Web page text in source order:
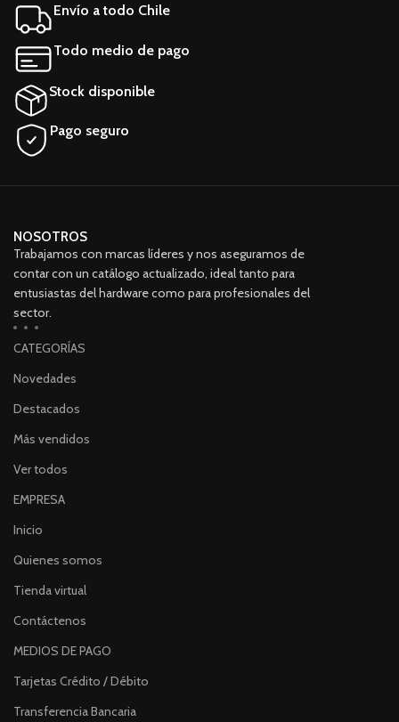
Almacenamiento: 256GB SSD
Envío a todo Chile
Todo medio de pago
Stock disponible
Pago seguro
NOSOTROS
Trabajamos con marcas líderes y nos aseguramos de
contar con un catálogo actualizado, ideal tanto para
entusiastas del hardware como para profesionales del
sector.
CATEGORÍAS
Novedades
Destacados
Más vendidos
Ver todos
EMPRESA
Inicio
Quienes somos
Tienda virtual
Contáctenos
MEDIOS DE PAGO
Tarjetas Crédito / Débito
Transferencia Bancaria